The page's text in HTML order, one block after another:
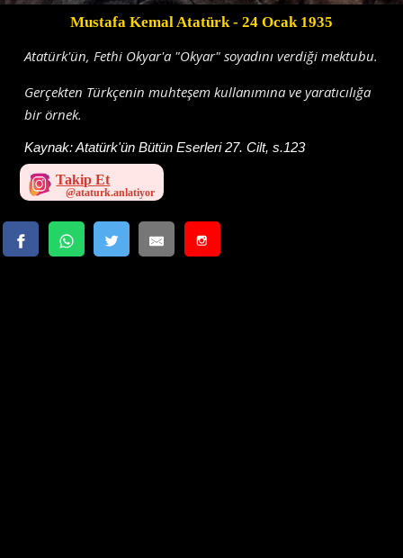
Mustafa Kemal Atatürk- 24 Ocak 1935
Atatürk'ün, Fethi Okyar'a "Okyar" soyadını verdiği mektubu.
Gerçekten Türkçenin muhteşem kullanımına ve yaratıcılığa
bir örnek.
Kaynak:Atatürk'ün Bütün Eserleri 27. Cilt, s.123
Takip Et